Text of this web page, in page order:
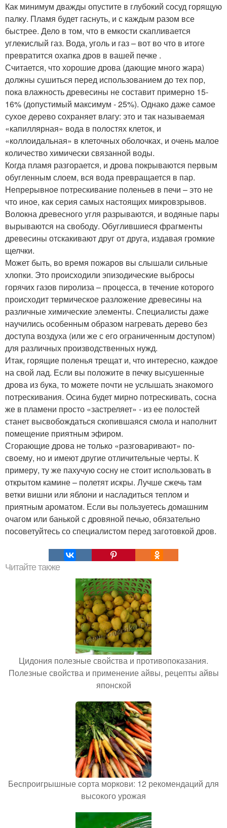
Как минимум дважды опустите в глубокий сосуд горящую
палку. Пламя будет гаснуть, и с каждым разом все
быстрее. Дело в том, что в емкости скапливается
углекислый газ. Вода, уголь и газ – вот во что в итоге
превратится охапка дров в вашей печке .
Считается, что хорошие дрова (дающие много жара)
должны сушиться перед использованием до тех пор,
пока влажность древесины не составит примерно 15-
16% (допустимый максимум - 25%). Однако даже самое
сухое дерево сохраняет влагу: это и так называемая
«капиллярная» вода в полостях клеток, и
«коллоидальная» в клеточных оболочках, и очень малое
количество химически связанной воды.
Когда пламя разгорается, и дрова покрываются первым
обугленным слоем, вся вода превращается в пар.
Непрерывное потрескивание поленьев в печи – это не
что иное, как серия самых настоящих микровзрывов.
Волокна древесного угля разрываются, и водяные пары
вырываются на свободу. Обуглившиеся фрагменты
древесины отскакивают друг от друга, издавая громкие
щелчки.
Может быть, во время пожаров вы слышали сильные
хлопки. Это происходили эпизодические выбросы
горячих газов пиролиза – процесса, в течение которого
происходит термическое разложение древесины на
различные химические элементы. Специалисты даже
научились особенным образом нагревать дерево без
доступа воздуха (или же с его ограниченным доступом)
для различных производственных нужд.
Итак, горящие поленья трещат и, что интересно, каждое
на свой лад. Если вы положите в печку высушенные
дрова из бука, то можете почти не услышать знакомого
потрескивания. Осина будет мирно потрескивать, сосна
же в пламени просто «застреляет» - из ее полостей
станет высвобождаться скопившаяся смола и наполнит
помещение приятным эфиром.
Сгорающие дрова не только «разговаривают» по-
своему, но и имеют другие отличительные черты. К
примеру, ту же пахучую сосну не стоит использовать в
открытом камине – полетят искры. Лучше сжечь там
ветки вишни или яблони и насладиться теплом и
приятным ароматом. Если вы пользуетесь домашним
очагом или банькой с дровяной печью, обязательно
посоветуйтесь со специалистом перед заготовкой дров.
Читайте также
Цидония полезные свойства и противопоказания.
Полезные свойства и применение айвы, рецепты айвы
японской
Беспроигрышные сорта моркови: 12 рекомендаций для
высокого урожая